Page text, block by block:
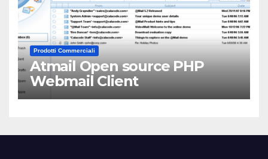
Prodotti Commerciali
Atmail Open source PHP
Webmail Client